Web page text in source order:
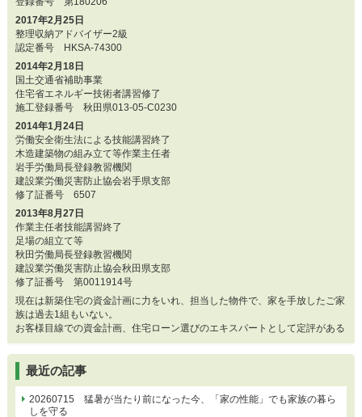
2017年2月25日
整理収納アドバイザー2級
認定番号 HKSA-74300
2014年2月18日
国土交通省補助事業
住宅省エネルギー技術者講習修了
施工登録番号 秋田県013-05-C0230
2014年1月24日
労働安全衛生法による技能講習終了
木造建築物の組み立て等作業主任者
岩手労働局長登録教習機関
建設業労働災害防止協会岩手県支部
修了証番号 6507
2013年8月27日
作業主任者技能講習終了
足場の組立て等
秋田労働局長登録教習機関
建設業労働災害防止協会秋田県支部
修了証番号 第0011914号
現在は新築住宅の資金計画に力をいれ、担当した物件で、家を手放したご家
族は過去1組もいない。
お客様目線での資金計画、住宅ローン選びのエキスパートとして定評がある
最近の記事
20260715 猛暑が当たり前になった今、「家の性能」でも家族の暮ら
しを守る